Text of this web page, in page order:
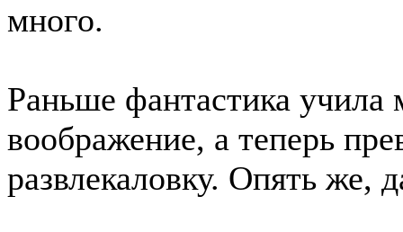
много.
Раньше фантастика учила
воображение, а теперь
развлекаловку. Опять же,